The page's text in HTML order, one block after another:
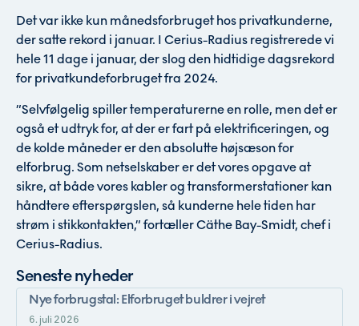
Det var ikke kun månedsforbruget hos privatkunderne,
der satte rekord i januar. I Cerius-Radius registrerede vi
hele 11 dage i januar, der slog den hidtidige dagsrekord
for privatkundeforbruget fra 2024.
”Selvfølgelig spiller temperaturerne en rolle, men det er
også et udtryk for, at der er fart på elektrificeringen, og
de kolde måneder er den absolutte højsæson for
elforbrug. Som netselskaber er det vores opgave at
sikre, at både vores kabler og transformerstationer kan
håndtere efterspørgslen, så kunderne hele tiden har
strøm i stikkontakten,” fortæller Cäthe Bay-Smidt, chef i
Cerius-Radius.
Seneste nyheder
Nye forbrugstal: Elforbruget buldrer i vejret
6. juli 2026